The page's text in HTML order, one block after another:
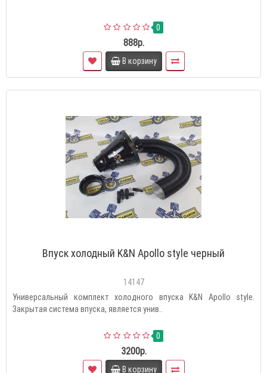
0
888р.
В корзину
Впуск холодный K&N Apollo style черный
14147
Универсальный комплект холодного впуска K&N Apollo style.
Закрытая система впуска, является унив..
0
3200р.
В корзину